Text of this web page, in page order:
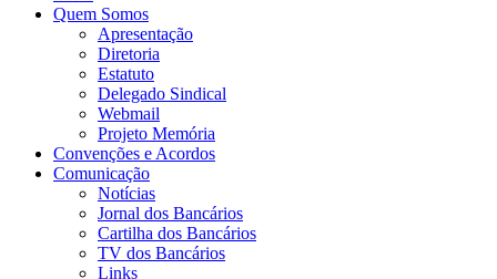
Quem Somos
Apresentação
Diretoria
Estatuto
Delegado Sindical
Webmail
Projeto Memória
Convenções e Acordos
Comunicação
Notícias
Jornal dos Bancários
Cartilha dos Bancários
TV dos Bancários
Links